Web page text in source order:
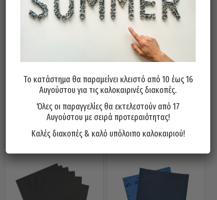
1,00 €
Προσθήκη στο καλάθι
0,80€
Προσθήκη στο καλάθι
Το κατάστημα θα παραμείνει κλειστό από 10 έως 16
Αυγούστου για τις καλοκαιρινές διακοπές.
Όλες οι παραγγελίες θα εκτελεστούν από 17
Αυγούστου με σειρά προτεραιότητας!
Καλές διακοπές & καλό υπόλοιπο καλοκαιριού!